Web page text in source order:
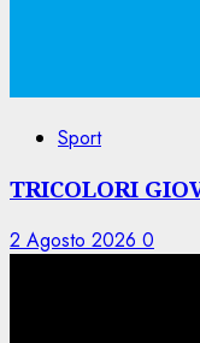
Sport
TRICOLORI
2 Agosto 2026 0